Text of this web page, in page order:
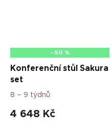
–50 %
Konferenční stůl Sakura
set
8 – 9 týdnů
4 648 Kč